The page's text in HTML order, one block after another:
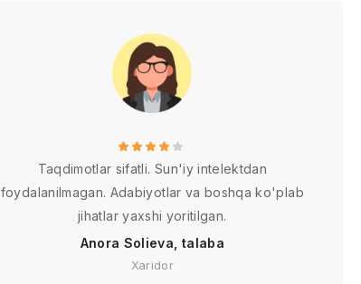
Taqdimotlar sifatli. Sun'iy intelektdan
foydalanilmagan. Adabiyotlar va boshqa ko'plab
jihatlar yaxshi yoritilgan.
Anora Solieva, talaba
Xaridor